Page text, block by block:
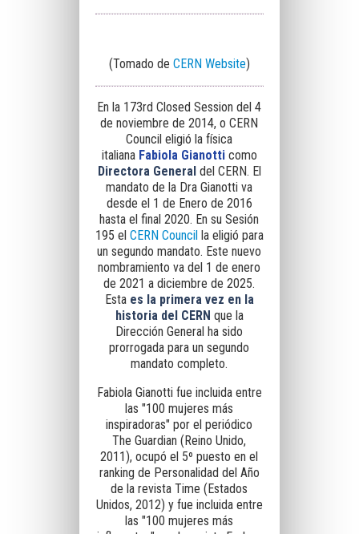
(Tomado de CERN Website)
En la 173rd Closed Session del 4
de noviembre de 2014, o CERN
Council eligió la física
italiana Fabiola Gianotticomo
Directora Generaldel CERN. El
mandato de la Dra Gianotti va
desde el 1 de Enero de 2016
hasta el final 2020. En su Sesión
195 el CERN Councilla eligió para
un segundo mandato. Este nuevo
nombramiento va del 1 de enero
de 2021 a diciembre de 2025.
Esta es la primera vez en la
historia del CERN que la
Dirección General ha sido
prorrogada para un segundo
mandato completo.
Fabiola Gianotti fue incluida entre
las "100 mujeres más
inspiradoras" por el periódico
The Guardian (Reino Unido,
2011), ocupó el 5º puesto en el
ranking de Personalidad del Año
de la revista Time (Estados
Unidos, 2012) y fue incluida entre
las "100 mujeres más